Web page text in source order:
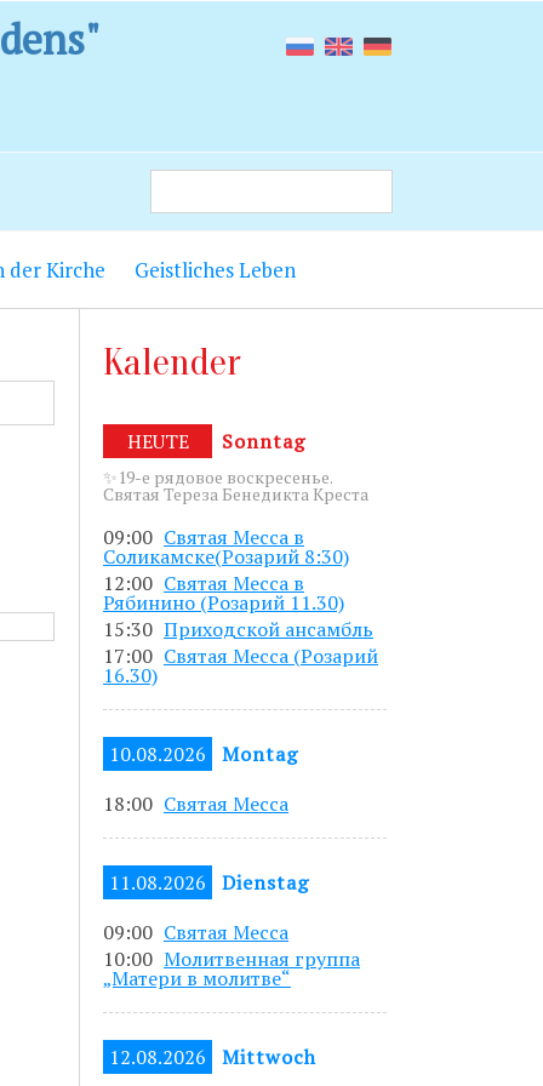
der Kirche Geistliches Leben
Kalender
HEUTE Sonntag
✨19-е рядовое воскресенье.
Святая Тереза Бенедикта Креста
09:00 Святая Месса в
Соликамске(Розарий 8:30)
12:00 Святая Месса в
Рябинино (Розарий 11.30)
15:30 Приходской ансамбль
17:00 Святая Месса (Розарий
16.30)
10.08.2026
Montag
18:00 Святая Месса
11.08.2026
Dienstag
09:00 Святая Месса
10:00 Молитвенная группа
„Матери в молитве“
12.08.2026 Mittwoch
9.00 до
лестницы с
с 18.15
до 19.00.
в
по